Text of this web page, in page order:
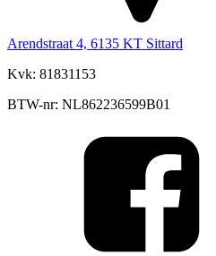
Arendstraat 4, 6135 KT Sittard
Kvk: 81831153
BTW-nr: NL862236599B01